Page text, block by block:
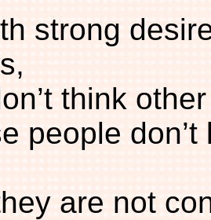
strong
think
people
are not